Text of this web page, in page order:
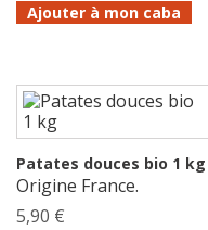
Ajouter à mon caba
Patates douces bio 1 kg
Origine France.
5,90 €